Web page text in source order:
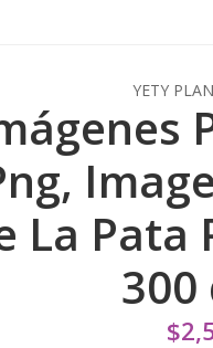
YETY
La Pata
300